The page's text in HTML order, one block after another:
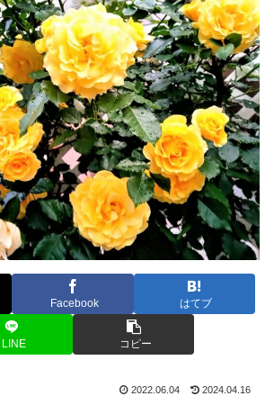
Facebook はてブ
LINE コピー
2022.06.04 2024.04.16